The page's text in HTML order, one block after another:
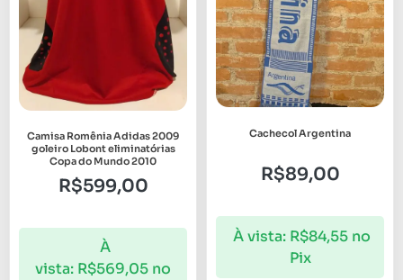
Camisa Romênia Adidas 2009
goleiro Lobont eliminatórias
Copa do Mundo 2010
R$599,00
À
vista: R$569,05 no
Cachecol Argentina
R$89,00
À vista: R$84,55 no
Pix